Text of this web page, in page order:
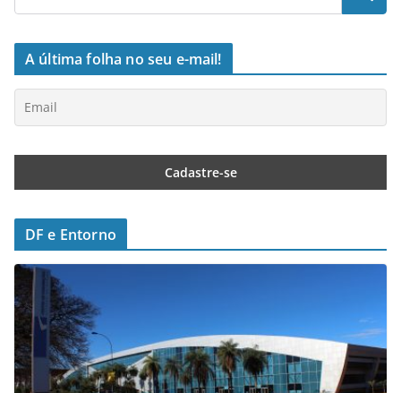
A última folha no seu e-mail!
DF e Entorno